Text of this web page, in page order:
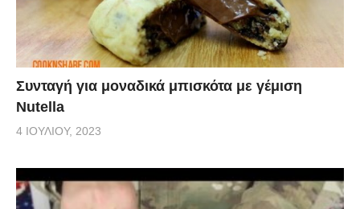
Συνταγή για μοναδικά μπισκότα με γέμιση
Nutella
4 ΙΟΥΛΊΟΥ, 2023